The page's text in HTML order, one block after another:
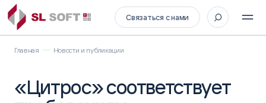
Связаться с нами
Главная Новости и публикации
«Цитрос» соответствует